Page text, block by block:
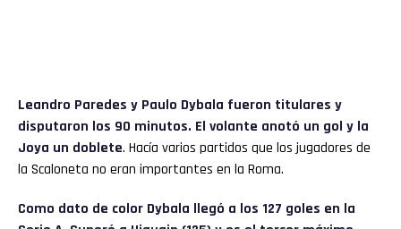
Leandro Paredes y Paulo Dybala fueron titulares y
disputaron los 90 minutos. El volante anotó un gol y la
Joya un doblete. Hacía varios partidos que los jugadores de
la Scaloneta no eran importantes en la Roma.
Como dato de color Dybala llegó a los 127 goles en la